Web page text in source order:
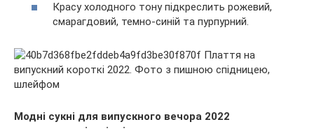
Красу холодного тону підкреслить рожевий,
смарагдовий, темно-синій та пурпурний.
Модні сукні для випускного вечора 2022